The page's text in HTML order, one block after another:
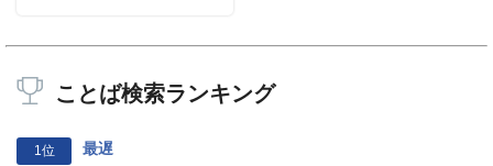
ことば検索ランキング
1位 最遅